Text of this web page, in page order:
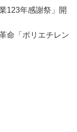
123年感謝祭」開
命「ポリエチレン